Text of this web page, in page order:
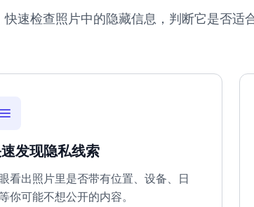
速检查照片中的隐藏信息，判断它是否适
发现隐私线索
看出照片里是否带有位置、设备、日
你可能不想公开的内容。